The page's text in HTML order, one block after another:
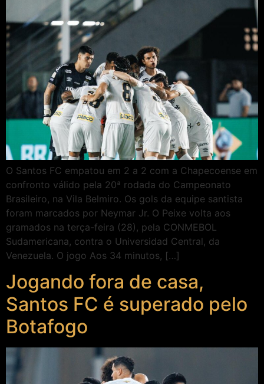
O Santos FC empatou em 2 a 2 com a Chapecoense em
confronto válido pela 20ª rodada do Campeonato
Brasileiro, na Vila Belmiro. Os gols da equipe santista
foram marcados por Neymar Jr. O Peixe volta aos
gramados na terça-feira (28), pela CONMEBOL
Sudamericana, contra o Universidad Central, da
Venezuela. O jogo Aos 34 minutos, […]
Jogando fora de casa,
Santos FC é superado pelo
Botafogo